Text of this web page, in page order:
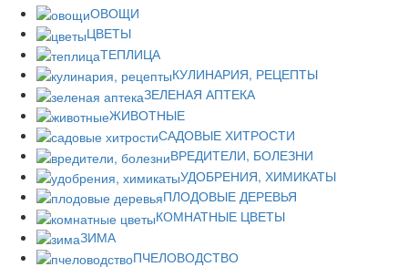
ОВОЩИ
ЦВЕТЫ
ТЕПЛИЦА
КУЛИНАРИЯ, РЕЦЕПТЫ
ЗЕЛЕНАЯ АПТЕКА
ЖИВОТНЫЕ
САДОВЫЕ ХИТРОСТИ
ВРЕДИТЕЛИ, БОЛЕЗНИ
УДОБРЕНИЯ, ХИМИКАТЫ
ПЛОДОВЫЕ ДЕРЕВЬЯ
КОМНАТНЫЕ ЦВЕТЫ
ЗИМА
ПЧЕЛОВОДСТВО